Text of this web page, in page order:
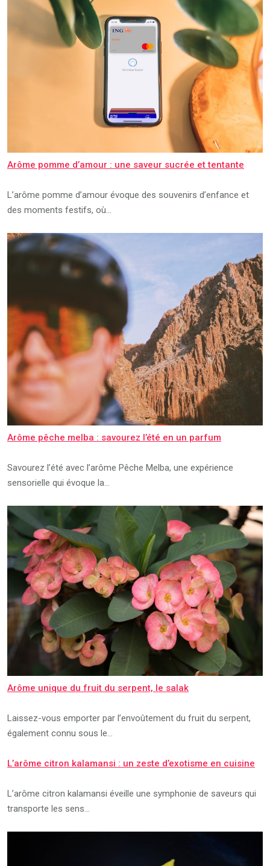
Arôme pomme d’amour : une saveur sucrée et tentante
L’arôme pomme d’amour évoque des souvenirs d’enfance et
des moments festifs, où…
Arôme pêche melba : savourez l’été en un parfum
Savourez l’été avec l’arôme Pêche Melba, une expérience
sensorielle qui évoque la…
Arôme unique du fruit du serpent, le salak
Laissez-vous emporter par l’envoûtement du fruit du serpent,
également connu sous le…
L’arôme citron kalamansi : un zeste d’exotisme en cuisine
L’arôme citron kalamansi éveille une symphonie de saveurs qui
transporte les sens…